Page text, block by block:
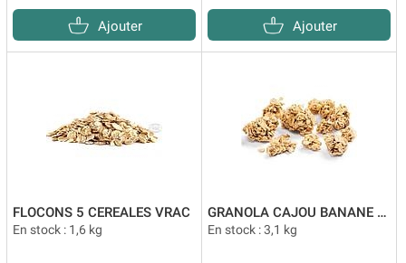
Ajouter Ajouter
FLOCONS 5 CEREALES VRAC
En stock : 1,6 kg
GRANOLA CAJOU BANANE VRAC
En stock : 3,1 kg